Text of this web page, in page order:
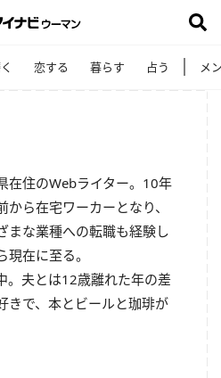
恋する 暮らす 占う メ
在住のWebライター。10年
から在宅ワーカーとなり、
まな業種への転職も経験し
現在に至る。
。夫とは12歳離れた年の差
きで、本とビールと珈琲が